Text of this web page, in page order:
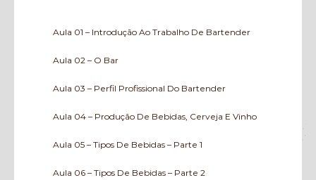
Aula 01 – Introdução Ao Trabalho De Bartender
Aula 02 – O Bar
Aula 03 – Perfil Profissional Do Bartender
Aula 04 – Produção De Bebidas, Cerveja E Vinho
Aula 05 – Tipos De Bebidas – Parte 1
Aula 06 – Tipos De Bebidas – Parte 2